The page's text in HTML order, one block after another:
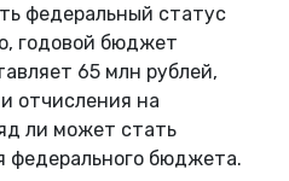
федеральный статус
годовой бюджет
65 млн рублей,
отчисления на
ли может стать
федерального бюджета.